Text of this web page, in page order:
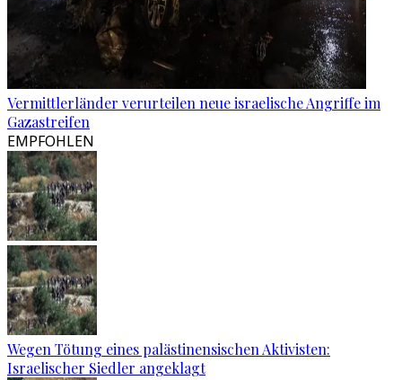
Vermittlerländer verurteilen neue israelische Angriffe im
Gazastreifen
EMPFOHLEN
Wegen Tötung eines palästinensischen Aktivisten:
Israelischer Siedler angeklagt